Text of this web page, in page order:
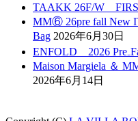
TAAKK 26F/W
MM⑥ 26pre fall New
Bag 2026年6月30日
ENFOLD 2026
Maison Margiela ＆
2026年6月14日